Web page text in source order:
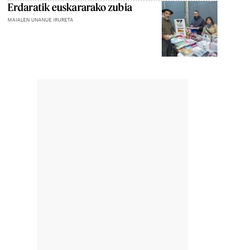
Erdaratik euskararako zubia
MAIALEN UNANUE IRURETA